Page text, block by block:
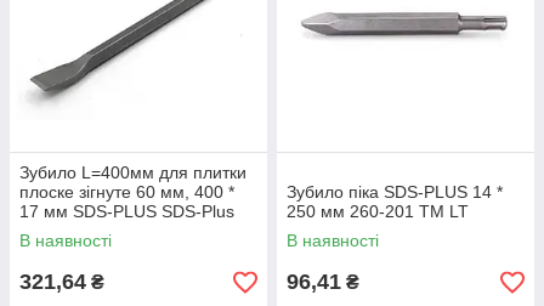
Зубило L=400мм для плитки
плоске зігнуте 60 мм, 400 *
17 мм SDS-PLUS SDS-Plus
ТМ Kubis
В наявності
321,64 ₴
Зубило піка SDS-PLUS 14 *
250 мм 260-201 ТМ LT
В наявності
96,41 ₴